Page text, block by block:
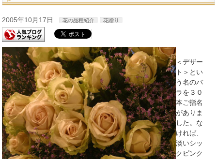
2005年10月17日 花の品種紹介 花贈り
＜デザー
ト＞とい
う名のバ
ラを３０
本ご指名
がありま
した。な
ければ、
淡いシッ
クピンク